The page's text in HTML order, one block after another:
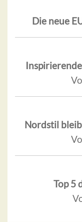
Die neue
Nordstil
Top 5